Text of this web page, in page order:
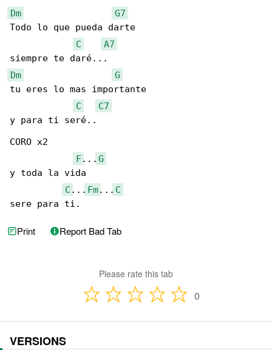
Dm
G7
Todo lo que pueda darte
C
A7
Dm
G
tu eres lo mas importante
C
C7
y para ti seré..
CORO x2
F... G
y toda la vida
C ... Fm... C
sere para ti.
Print Report Bad Tab
Please rate this tab
0
VERSIONS